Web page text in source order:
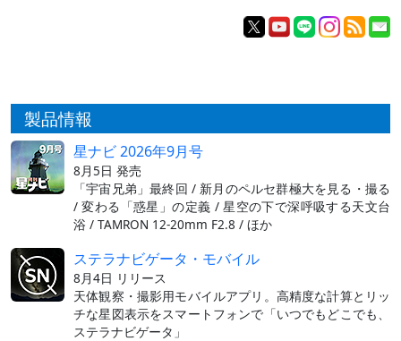
製品情報
星ナビ 2026年9月号
8月5日 発売
「宇宙兄弟」最終回 / 新月のペルセ群極大を見る・撮る
/ 変わる「惑星」の定義 / 星空の下で深呼吸する天文台
浴 / TAMRON 12-20mm F2.8 / ほか
ステラナビゲータ・モバイル
8月4日 リリース
天体観察・撮影用モバイルアプリ。高精度な計算とリッ
チな星図表示をスマートフォンで「いつでもどこでも、
ステラナビゲータ」